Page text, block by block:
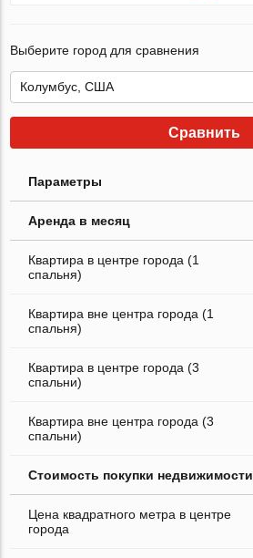
Выберите город для сравнения
Сравнить
Параметры
Аренда в месяц
Квартира в центре города (1
спальня)
Квартира вне центра города (1
спальня)
Квартира в центре города (3
спальни)
Квартира вне центра города (3
спальни)
Стоимость покупки недвижимости
Цена квадратного метра в центре
города